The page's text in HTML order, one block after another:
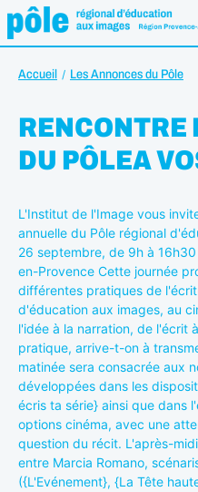
Accueil Les Annonces du Pôle
RENCONTRE
DU PÔLEA
L'Institut de l'Image vous
annuelle du Pôle régional
26 septembre, de 9h à
en-Provence Cette journée
différentes pratiques de
d'éducation aux images, au
l'idée à la narration, de l'écrit
pratique, arrive-t-on à
matinée sera consacrée aux
développées dans les
écris ta série} ainsi que dans
options cinéma, avec une
question du récit. L'après-
entre Marcia Romano,
({L'Evénement}, {La Tête